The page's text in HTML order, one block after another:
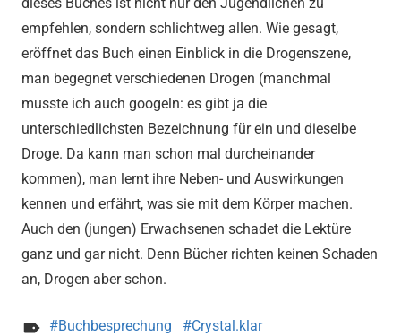
empfehlen, sondern schlichtweg allen. Wie gesagt,
eröffnet das Buch einen Einblick in die Drogenszene,
man begegnet verschiedenen Drogen (manchmal
musste ich auch googeln: es gibt ja die
unterschiedlichsten Bezeichnung für ein und dieselbe
Droge. Da kann man schon mal durcheinander
kommen), man lernt ihre Neben- und Auswirkungen
kennen und erfährt, was sie mit dem Körper machen.
Auch den (jungen) Erwachsenen schadet die Lektüre
ganz und gar nicht. Denn Bücher richten keinen Schaden
an, Drogen aber schon.
Buchbesprechung
Crystal.klar